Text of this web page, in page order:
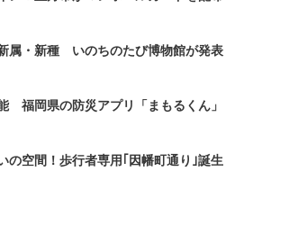
属・新種 いのちのたび博物館が発表
福岡県の防災アプリ「まもるくん」
の空間！歩行者専用｢因幡町通り｣誕生